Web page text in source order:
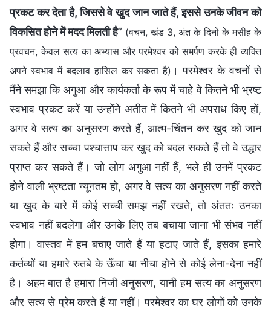
प्रकट कर देता है, जिससे वे खुद जान जाते हैं, इससे उनके जीवन को
विकसित होने में मदद मिलती है” (वचन, खंड 3, अंत के दिनों के मसीह के
प्रवचन, केवल सत्य का अभ्यास और परमेश्वर को समर्पण करके ही व्यक्ति
अपने स्वभाव में बदलाव हासिल कर सकता है) । परमेश्वर के वचनों से
मैंने समझा कि अगुआ और कार्यकर्ता के रूप में चाहे वे कितने भी भ्रष्ट
स्वभाव प्रकट करें या उन्होंने अतीत में कितने भी अपराध किए हों,
अगर वे सत्य का अनुसरण करते हैं, आत्म-चिंतन कर खुद को जान
सकते हैं और सच्चा पश्चात्ताप कर खुद को बदल सकते हैं तो वे उद्धार
प्राप्त कर सकते हैं। जो लोग अगुआ नहीं हैं, भले ही उनमें प्रकट
होने वाली भ्रष्टता न्यूनतम हो, अगर वे सत्य का अनुसरण नहीं करते
या खुद के बारे में कोई सच्ची समझ नहीं रखते, तो अंततः उनका
स्वभाव नहीं बदलेगा और उनके लिए तब बचाया जाना भी संभव नहीं
होगा। वास्तव में हम बचाए जाते हैं या हटाए जाते हैं, इसका हमारे
कर्तव्यों या हमारे रुतबे के ऊँचा या नीचा होने से कोई लेना-देना नहीं
है। अहम बात है हमारा निजी अनुसरण, यानी हम सत्य का अनुसरण
और सत्य से प्रेम करते हैं या नहीं। परमेश्वर का घर लोगों को उनके